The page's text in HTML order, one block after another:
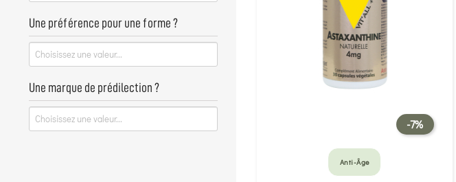
Une préférence pour une forme ?
Une marque de prédilection ?
-7%
Anti-Âge